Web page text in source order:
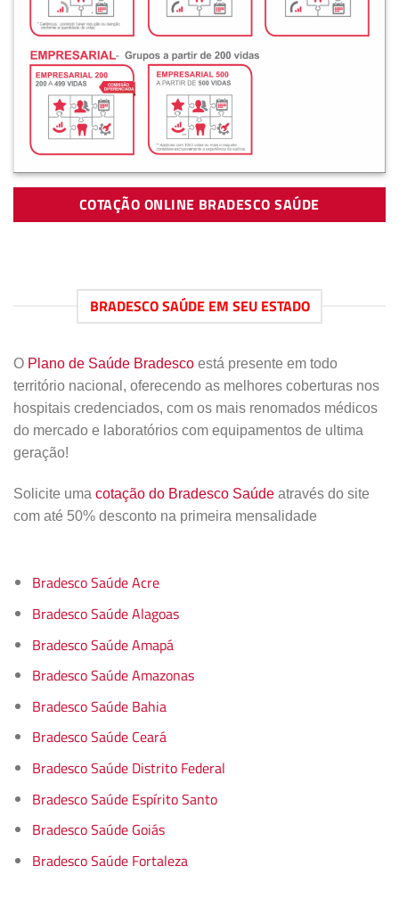
COTAÇÃO ONLINE BRADESCO SAÚDE
BRADESCO SAÚDE EM SEU ESTADO
O Plano de Saúde Bradesco está presente em todo
território nacional, oferecendo as melhores coberturas nos
hospitais credenciados, com os mais renomados médicos
do mercado e laboratórios com equipamentos de ultima
geração!
Solicite uma cotação do Bradesco Saúde através do site
com até 50% desconto na primeira mensalidade
Bradesco Saúde Acre
Bradesco Saúde Alagoas
Bradesco Saúde Amapá
Bradesco Saúde Amazonas
Bradesco Saúde Bahia
Bradesco Saúde Ceará
Bradesco Saúde Distrito Federal
Bradesco Saúde Espírito Santo
Bradesco Saúde Goiás
Bradesco Saúde Fortaleza